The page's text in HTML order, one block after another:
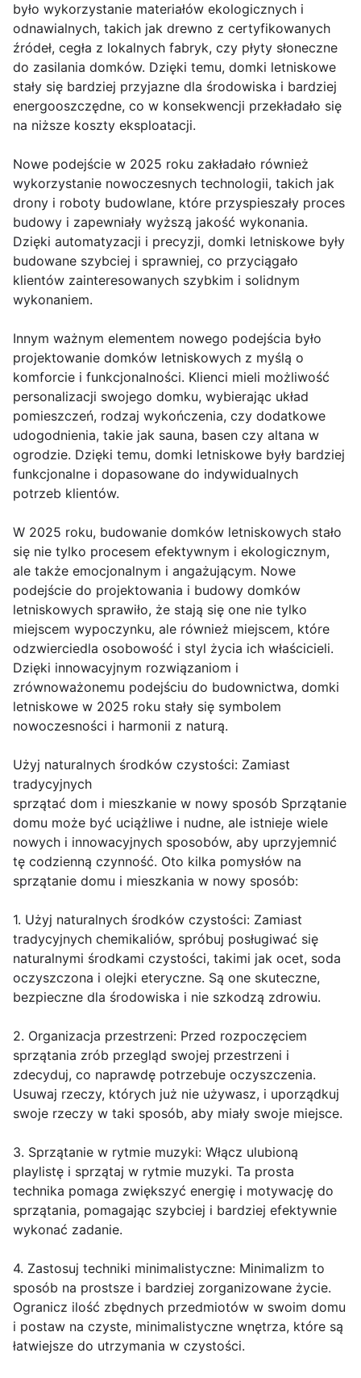
było wykorzystanie materiałów ekologicznych i
odnawialnych, takich jak drewno z certyfikowanych
źródeł, cegła z lokalnych fabryk, czy płyty słoneczne
do zasilania domków. Dzięki temu, domki letniskowe
stały się bardziej przyjazne dla środowiska i bardziej
energooszczędne, co w konsekwencji przekładało się
na niższe koszty eksploatacji.
Nowe podejście w 2025 roku zakładało również
wykorzystanie nowoczesnych technologii, takich jak
drony i roboty budowlane, które przyspieszały proces
budowy i zapewniały wyższą jakość wykonania.
Dzięki automatyzacji i precyzji, domki letniskowe były
budowane szybciej i sprawniej, co przyciągało
klientów zainteresowanych szybkim i solidnym
wykonaniem.
Innym ważnym elementem nowego podejścia było
projektowanie domków letniskowych z myślą o
komforcie i funkcjonalności. Klienci mieli możliwość
personalizacji swojego domku, wybierając układ
pomieszczeń, rodzaj wykończenia, czy dodatkowe
udogodnienia, takie jak sauna, basen czy altana w
ogrodzie. Dzięki temu, domki letniskowe były bardziej
funkcjonalne i dopasowane do indywidualnych
potrzeb klientów.
W 2025 roku, budowanie domków letniskowych stało
się nie tylko procesem efektywnym i ekologicznym,
ale także emocjonalnym i angażującym. Nowe
podejście do projektowania i budowy domków
letniskowych sprawiło, że stają się one nie tylko
miejscem wypoczynku, ale również miejscem, które
odzwierciedla osobowość i styl życia ich właścicieli.
Dzięki innowacyjnym rozwiązaniom i
zrównoważonemu podejściu do budownictwa, domki
letniskowe w 2025 roku stały się symbolem
nowoczesności i harmonii z naturą.
Użyj naturalnych środków czystości: Zamiast
tradycyjnych
sprzątać dom i mieszkanie w nowy sposób Sprzątanie
domu może być uciążliwe i nudne, ale istnieje wiele
nowych i innowacyjnych sposobów, aby uprzyjemnić
tę codzienną czynność. Oto kilka pomysłów na
sprzątanie domu i mieszkania w nowy sposób:
1. Użyj naturalnych środków czystości: Zamiast
tradycyjnych chemikaliów, spróbuj posługiwać się
naturalnymi środkami czystości, takimi jak ocet, soda
oczyszczona i olejki eteryczne. Są one skuteczne,
bezpieczne dla środowiska i nie szkodzą zdrowiu.
2. Organizacja przestrzeni: Przed rozpoczęciem
sprzątania zrób przegląd swojej przestrzeni i
zdecyduj, co naprawdę potrzebuje oczyszczenia.
Usuwaj rzeczy, których już nie używasz, i uporządkuj
swoje rzeczy w taki sposób, aby miały swoje miejsce.
3. Sprzątanie w rytmie muzyki: Włącz ulubioną
playlistę i sprzątaj w rytmie muzyki. Ta prosta
technika pomaga zwiększyć energię i motywację do
sprzątania, pomagając szybciej i bardziej efektywnie
wykonać zadanie.
4. Zastosuj techniki minimalistyczne: Minimalizm to
sposób na prostsze i bardziej zorganizowane życie.
Ogranicz ilość zbędnych przedmiotów w swoim domu
i postaw na czyste, minimalistyczne wnętrza, które są
łatwiejsze do utrzymania w czystości.